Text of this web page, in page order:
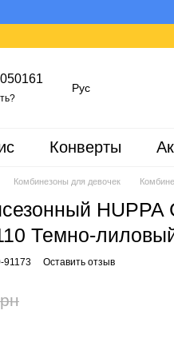
Рус
Конверты
Комбинезоны для девочек
HUPPA
Темно-
91173 Оставить отзыв